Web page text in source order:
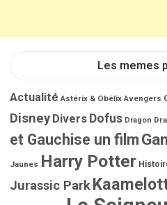
Les memes
Actualité Astérix & Obélix Avengers
Disney Divers Dofus Dragon
et Gauchise un film
Jaunes Harry Potter
Jurassic Park